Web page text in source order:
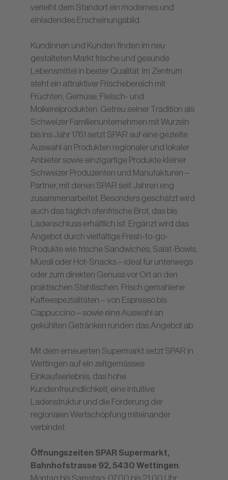
verleiht dem Standort ein modernes und
einladendes Erscheinungsbild.
Kundinnen und Kunden finden im neu
gestalteten Markt frische und gesunde
Lebensmittel in bester Qualität. Im Zentrum
steht ein attraktiver Frischebereich mit
Früchten, Gemüse, Fleisch- und
Molkereiprodukten. Getreu seiner Tradition als
Schweizer Familienunternehmen mit Wurzeln
bis ins Jahr 1761 setzt SPAR auf eine gezielte
Auswahl an Produkten regionaler und lokaler
Anbieter sowie einzigartige Produkte kleiner
Schweizer Produzenten und Manufakturen –
Partner, mit denen SPAR seit Jahren eng
zusammenarbeitet. Besonders geschätzt wird
auch das täglich ofenfrische Brot, das bis
Ladenschluss erhältlich ist. Ergänzt wird das
Angebot durch vielfältige Fresh-to-go-
Produkte wie frische Sandwiches, Salat-Bowls,
Müesli oder Hot-Snacks – ideal für unterwegs
oder zum direkten Genuss vor Ort an den
praktischen Stehtischen. Frisch gemahlene
Kaffeespezialitäten – von Espresso bis
Cappuccino – sowie eine Auswahl an
gekühlten Getränken runden das Angebot ab.
Mit dem erneuerten Supermarkt setzt SPAR in
Wettingen auf ein zeitgemässes
Einkaufserlebnis, das hohe
Kundenfreundlichkeit, eine intuitive
Ladenstruktur und die Förderung der
regionalen Wertschöpfung miteinander
verbindet.
Öffnungszeiten SPAR Supermarkt,
Bahnhofstrasse 92, 5430 Wettingen:
Montag bis Samstag: 07.00 bis 21.00 Uhr